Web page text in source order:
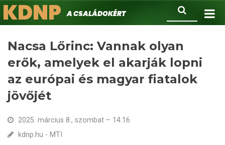
Ugrás
a
Keresés
KDNPA családokért.
Nacsa Lőrinc: Vannak olyan
erők, amelyek el akarják lopni
az európai és magyar fiatalok
jövőjét
2025. március 8., szombat – 14:16
kdnp.hu - MTI